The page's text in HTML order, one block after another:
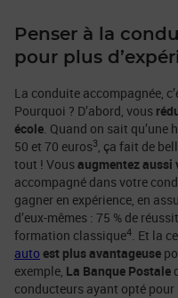
Penser à la
pour plus
La conduite accompagnée,
Pourquoi ? D’abord, vous
école . Quand on sait
50 et 70 euros3 , ça fait de
tout ! Vousaugmentez aussi
accompagné dans votre
gagner en expérience, en
d’eux-mêmes : 75 % de
formation classique4 . Et la
auto est plus avantageuse
exemple, La Banque Postale
conducteurs ayant opté